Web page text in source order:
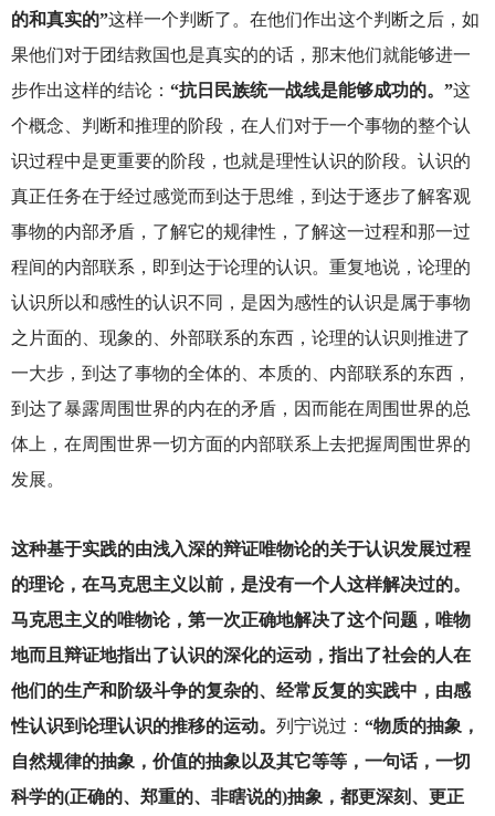
的和真实的”这样一个判断了。在他们作出这个判断之后，如
果他们对于团结救国也是真实的的话，那末他们就能够进一
步作出这样的结论： “抗日民族统一战线是能够成功的。”这
个概念、判断和推理的阶段，在人们对于一个事物的整个认
识过程中是更重要的阶段，也就是理性认识的阶段。认识的
真正任务在于经过感觉而到达于思维，到达于逐步了解客观
事物的内部矛盾，了解它的规律性，了解这一过程和那一过
程间的内部联系，即到达于论理的认识。重复地说，论理的
认识所以和感性的认识不同，是因为感性的认识是属于事物
之片面的、现象的、外部联系的东西，论理的认识则推进了
一大步，到达了事物的全体的、本质的、内部联系的东西，
到达了暴露周围世界的内在的矛盾，因而能在周围世界的总
体上，在周围世界一切方面的内部联系上去把握周围世界的
发展。
这种基于实践的由浅入深的辩证唯物论的关于认识发展过程
的理论，在马克思主义以前，是没有一个人这样解决过的。
马克思主义的唯物论，第一次正确地解决了这个问题，唯物
地而且辩证地指出了认识的深化的运动，指出了社会的人在
他们的生产和阶级斗争的复杂的、经常反复的实践中，由感
性认识到论理认识的推移的运动。 列宁说过： “物质的抽象，
自然规律的抽象，价值的抽象以及其它等等，一句话，一切
科学的(正确的、郑重的、非瞎说的)抽象，都更深刻、更正